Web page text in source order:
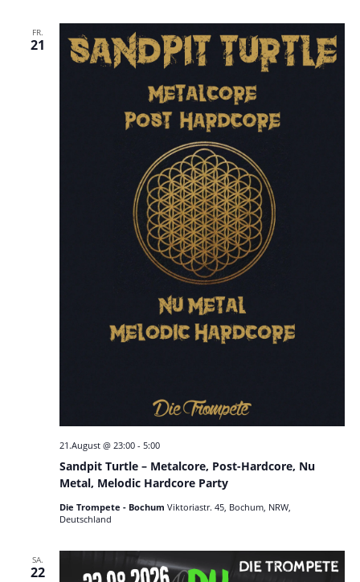
FR.
21
Sandpit Turtle – Metalcore, Post-Hardcore, Nu
Metal, Melodic Hardcore Party
21.August @ 23:00- 5:00
Die Trompete - Bochum Viktoriastr. 45, Bochum, NRW,
Deutschland
SA.
22